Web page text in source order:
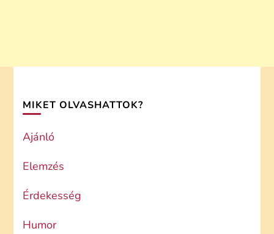
MIKET OLVASHATTOK?
Ajánló
Elemzés
Érdekesség
Humor